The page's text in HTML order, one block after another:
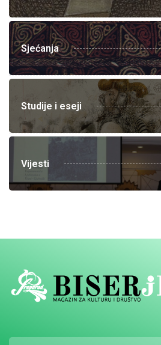
Sjećanja
Studije i eseji
Vijesti